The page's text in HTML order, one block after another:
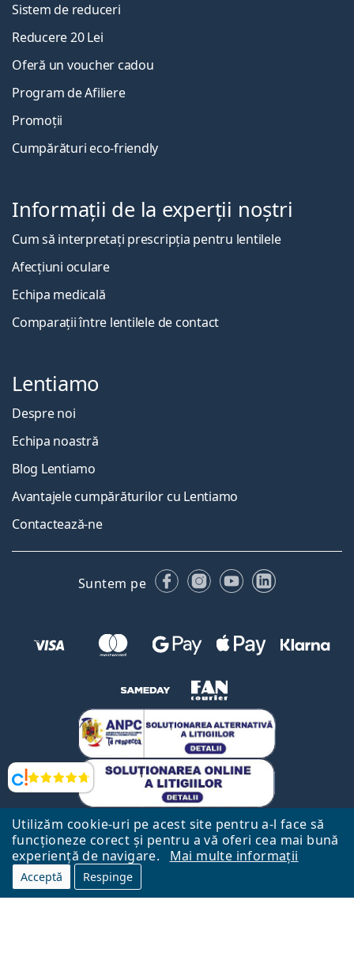
Utilizăm cookie-uri pe acest site pentru a-l face să
funcționeze corect și pentru a vă oferi cea mai bună
experiență de navigare.
Mai multe informații
Acceptă Respinge
Opinii
Sistem de reduceri
Reducere 20 Lei
Oferă un voucher cadou
Program de Afiliere
Promoții
Cumpărături eco-friendly
Informații de la experții noștri
Cum să interpretați prescripția pentru lentilele
Afecțiuni oculare
Echipa medicală
Comparații între lentilele de contact
Lentiamo
Despre noi
Echipa noastră
Blog Lentiamo
Avantajele cumpărăturilor cu Lentiamo
Contactează-ne
Suntem pe FacebookInstagram
YouTubeLinkedIn
Către Pagina Principală
Mai sus
Lentiamo.ro este deținut și operat de către Lentiamo s.r.o., Republica
Cehă